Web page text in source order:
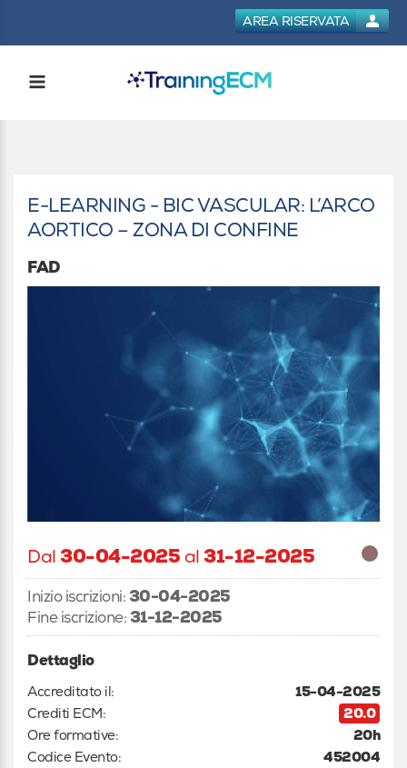
AREA RISERVATA
E-LEARNING - BIC VASCULAR: L’ARCO
AORTICO – ZONA DI CONFINE
FAD
Dal30-04-2025 al31-12-2025
Inizio iscrizioni: 30-04-2025
Fine iscrizione: 31-12-2025
Dettaglio
Accreditato il:
15-04-2025
Crediti ECM:
20.0
Ore formative:
20h
Codice Evento:
452004